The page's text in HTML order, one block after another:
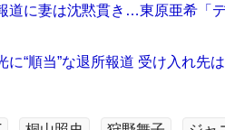
道に妻は沈黙貫き…東原亜希「
に“順当”な退所報道 受け入れ先